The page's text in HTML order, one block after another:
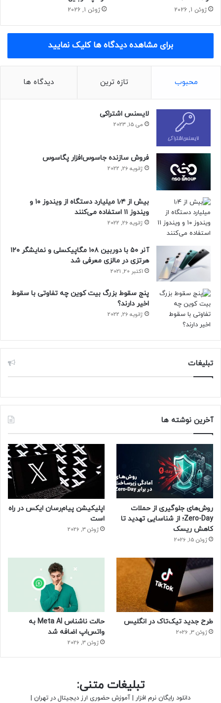
ژوئن 1, 2026 ژوئن 1, 2026
برای مشاهده دیدگاه ها کلیک نمایید
محبوب تازه ترین دیدگاه ها
لایسنس اشتراکی
می 15, 2023
فروش سازنده جاسوس‌افزار پگاسوس
ژانویه 26, 2022
بیش از ۱٫۴ میلیارد دستگاه از ویندوز ۱۰ و
ویندوز ۱۱ استفاده می‌کنند
ژانویه 26, 2022
آنر ۵۰ با دوربین ۱۰۸ مگاپیکسلی و نمایشگر ۱۲۰
هرتزی در مالزی معرفی شد
اکتبر 20, 2021
پنج سقوط بزرگ بیت کوین چه تفاوتی با سقوط
اخیر دارند؟
ژانویه 26, 2022
تبلیغات
آخرین نوشته ها
روش‌های جلوگیری از حملات
Zero-Day؛ از شناسایی تهدید تا
کاهش ریسک
ژوئن 15, 2026
اپلیکیشن پیام‌رسان ایکس در راه
است
ژوئن 3, 2026
طرح جدید تیک‌تاک در انگلیس
ژوئن 3, 2026
حالت ناشناس Meta AI به
واتس‌اپ اضافه شد
ژوئن 3, 2026
تبلیغات متنی:
دانلود رایگان نرم افزار | آموزش حضوری ارز دیجیتال در تهران |